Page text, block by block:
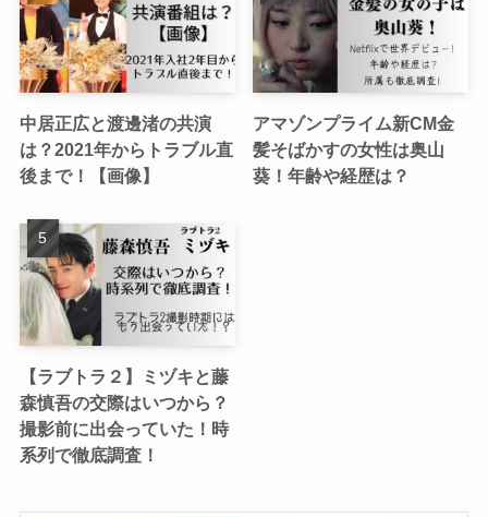
中居正広と渡邊渚の共演
は？2021年からトラブル直
後まで！【画像】
アマゾンプライム新CM金
髪そばかすの女性は奥山
葵！年齢や経歴は？
【ラブトラ２】ミヅキと藤
森慎吾の交際はいつから？
撮影前に出会っていた！時
系列で徹底調査！